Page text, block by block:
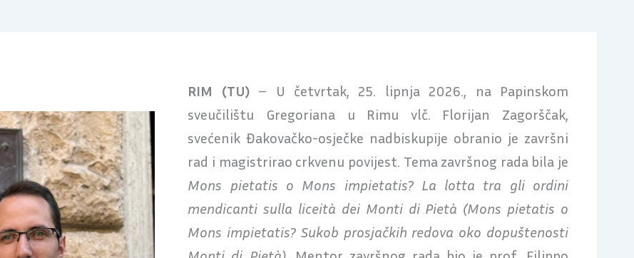
RIM (TU)– U četvrtak, 25. lipnja 2026., na Papinskom
sveučilištu Gregoriana u Rimu vlč. Florijan Zagorščak,
svećenik Đakovačko-osječke nadbiskupije obranio je završni
rad i magistrirao crkvenu povijest. Tema završnog rada bila je
Mons pietatis o Mons impietatis? La lotta tra gli ordini
mendicanti sulla liceità dei Monti di Pietà (Mons pietatis o
Mons impietatis? Sukob prosjačkih redova oko dopuštenosti